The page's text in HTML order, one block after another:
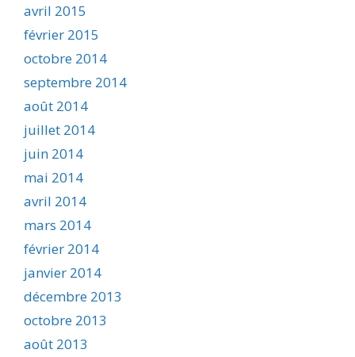
avril 2015
février 2015
octobre 2014
septembre 2014
août 2014
juillet 2014
juin 2014
mai 2014
avril 2014
mars 2014
février 2014
janvier 2014
décembre 2013
octobre 2013
août 2013